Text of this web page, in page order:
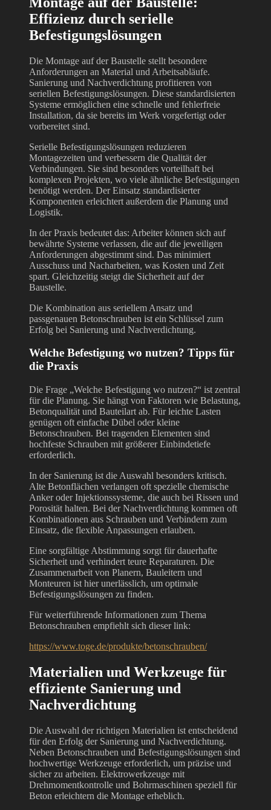
Effizienz durch serielle
Befestigungslösungen
Die Montage auf der Baustelle stellt besondere
Anforderungen an Material und Arbeitsabläufe.
Sanierung und Nachverdichtung profitieren von
seriellen Befestigungslösungen. Diese standardisierten
Systeme ermöglichen eine schnelle und fehlerfreie
Installation, da sie bereits im Werk vorgefertigt oder
vorbereitet sind.
Serielle Befestigungslösungen reduzieren
Montagezeiten und verbessern die Qualität der
Verbindungen. Sie sind besonders vorteilhaft bei
komplexen Projekten, wo viele ähnliche Befestigungen
benötigt werden. Der Einsatz standardisierter
Komponenten erleichtert außerdem die Planung und
Logistik.
In der Praxis bedeutet das: Arbeiter können sich auf
bewährte Systeme verlassen, die auf die jeweiligen
Anforderungen abgestimmt sind. Das minimiert
Ausschuss und Nacharbeiten, was Kosten und Zeit
spart. Gleichzeitig steigt die Sicherheit auf der
Baustelle.
Die Kombination aus seriellem Ansatz und
passgenauen Betonschrauben ist ein Schlüssel zum
Erfolg bei Sanierung und Nachverdichtung.
Welche Befestigung wo nutzen? Tipps für
die Praxis
Die Frage „Welche Befestigung wo nutzen?“ ist zentral
für die Planung. Sie hängt von Faktoren wie Belastung,
Betonqualität und Bauteilart ab. Für leichte Lasten
genügen oft einfache Dübel oder kleine
Betonschrauben. Bei tragenden Elementen sind
hochfeste Schrauben mit größerer Einbindetiefe
erforderlich.
In der Sanierung ist die Auswahl besonders kritisch.
Alte Betonflächen verlangen oft spezielle chemische
Anker oder Injektionssysteme, die auch bei Rissen und
Porosität halten. Bei der Nachverdichtung kommen oft
Kombinationen aus Schrauben und Verbindern zum
Einsatz, die flexible Anpassungen erlauben.
Eine sorgfältige Abstimmung sorgt für dauerhafte
Sicherheit und verhindert teure Reparaturen. Die
Zusammenarbeit von Planern, Bauleitern und
Monteuren ist hier unerlässlich, um optimale
Befestigungslösungen zu finden.
Für weiterführende Informationen zum Thema
Betonschrauben empfiehlt sich dieser link:
https://www.toge.de/produkte/betonschrauben/
Materialien und Werkzeuge für
effiziente Sanierung und
Nachverdichtung
Die Auswahl der richtigen Materialien ist entscheidend
für den Erfolg der Sanierung und Nachverdichtung.
Neben Betonschrauben und Befestigungslösungen sind
hochwertige Werkzeuge erforderlich, um präzise und
sicher zu arbeiten. Elektrowerkzeuge mit
Drehmomentkontrolle und Bohrmaschinen speziell für
Beton erleichtern die Montage erheblich.